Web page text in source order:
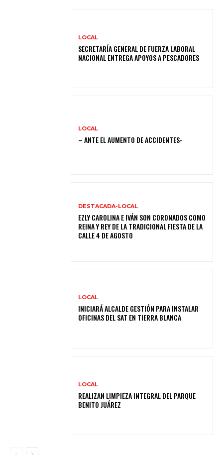
LOCAL
SECRETARÍA GENERAL DE FUERZA LABORAL
NACIONAL ENTREGA APOYOS A PESCADORES
LOCAL
– ANTE EL AUMENTO DE ACCIDENTES-
DESTACADA-LOCAL
EZLY CAROLINA E IVÁN SON CORONADOS COMO
REINA Y REY DE LA TRADICIONAL FIESTA DE LA
CALLE 4 DE AGOSTO
LOCAL
INICIARÁ ALCALDE GESTIÓN PARA INSTALAR
OFICINAS DEL SAT EN TIERRA BLANCA
LOCAL
REALIZAN LIMPIEZA INTEGRAL DEL PARQUE
BENITO JUÁREZ